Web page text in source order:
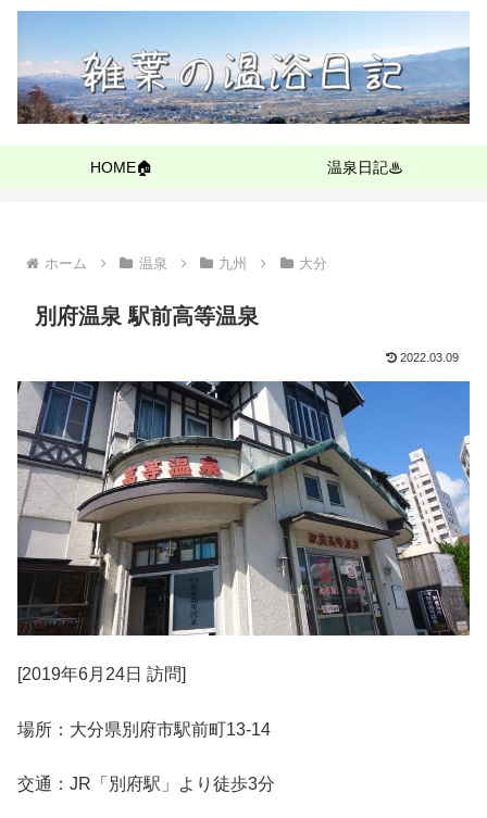
HOME🏠 温泉日記♨
ホーム 温泉 九州 大分
別府温泉 駅前高等温泉
2022.03.09
[2019年6月24日 訪問]
場所：大分県別府市駅前町13-14
交通：JR「別府駅」より徒歩3分